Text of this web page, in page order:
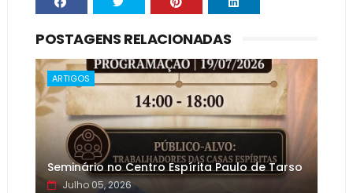
POSTAGENS RELACIONADAS
ARTIGOS
Seminário no Centro Espírita Paulo de Tarso
Julho 05, 2026